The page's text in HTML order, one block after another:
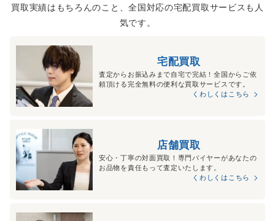
買取実績はもちろんのこと、全国対応の宅配買取サービスも人
気です。
宅配買取
査定からお振込みまで自宅で完結！全国からご依
頼頂ける完全無料の便利な買取サービスです。
くわしくはこちら
店舗買取
安心・丁寧の対面買取！専門バイヤーがあなたの
お品物を責任もって査定いたします。
くわしくはこちら